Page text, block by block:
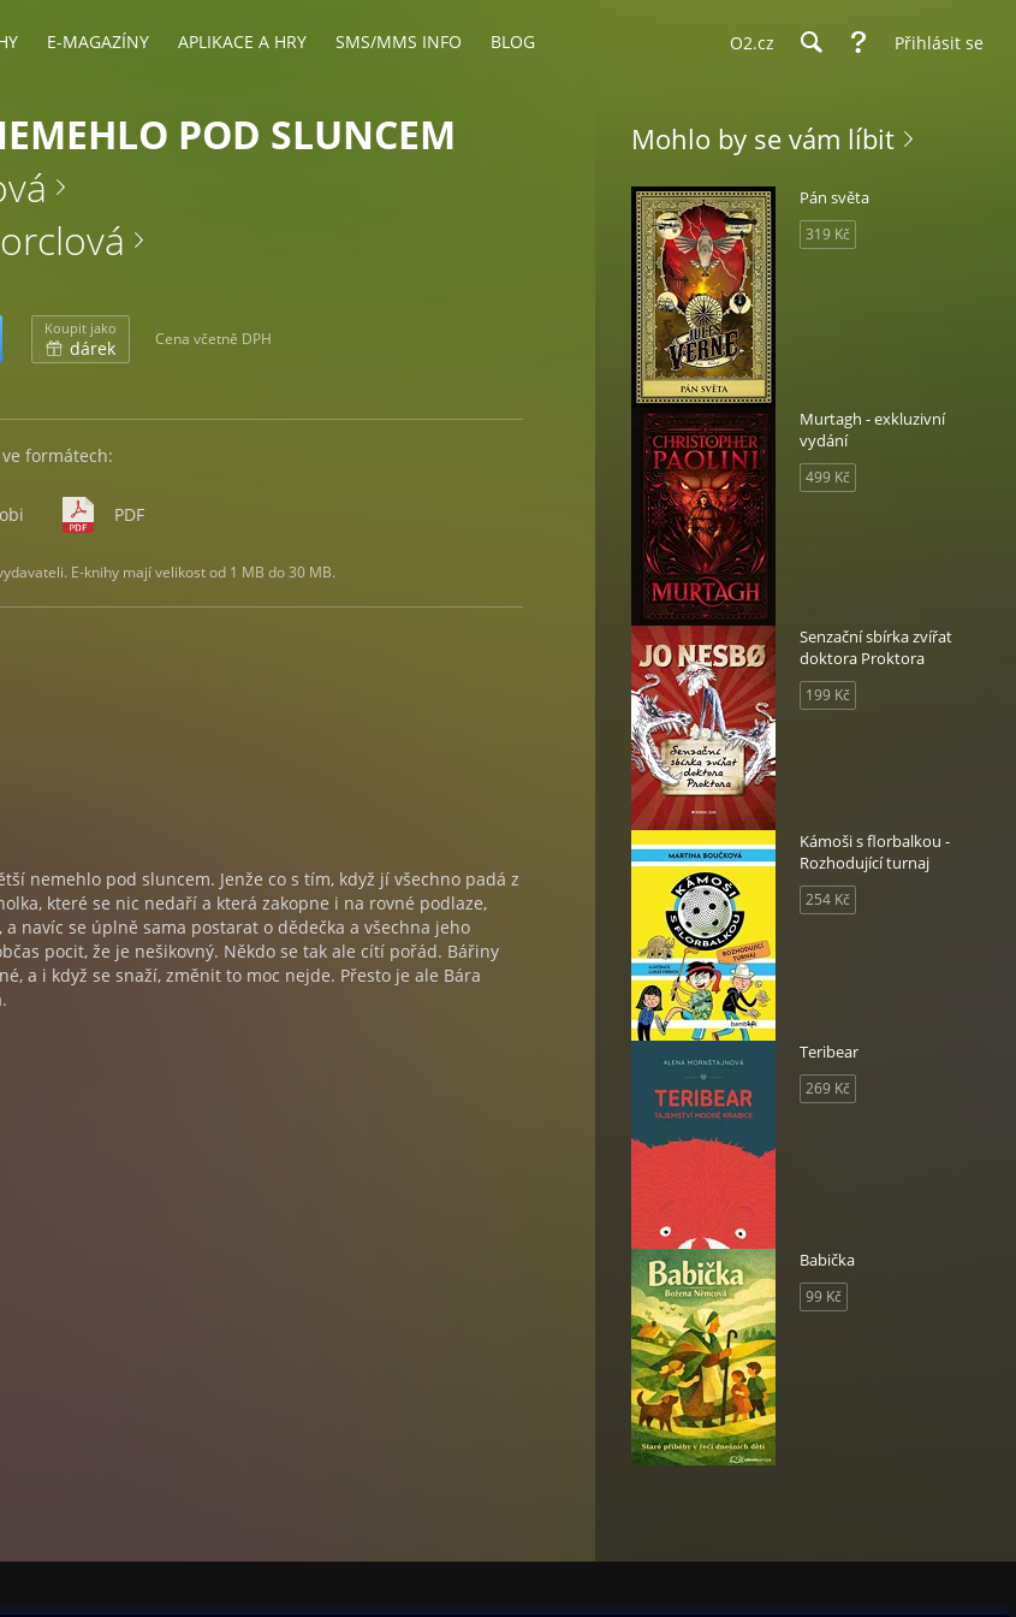
E-MAGAZÍNY APLIKACE A HRY SMS/MMS INFO BLOG O2.cz Přihlásit se
POD SLUNCEM
Koupit jako
dárek Cena včetně DPH
formátech:
PDF
E-knihy mají velikost od 1 MB do 30 MB.
nemehlo pod sluncem. Jenže co s tím, když jí všechno padá z
které se nic nedaří a která zakopne i na rovné podlaze,
navíc se úplně sama postarat o dědečka a všechna jeho
pocit, že je nešikovný. Někdo se tak ale cítí pořád. Bářiny
a i když se snaží, změnit to moc nejde. Přesto je ale Bára
Mohlo by se vám líbit
Pán světa
319 Kč
Murtagh - exkluzivní
vydání
499 Kč
Senzační sbírka zvířat
doktora Proktora
199 Kč
Kámoši s florbalkou -
Rozhodující turnaj
254 Kč
Teribear
269 Kč
Babička
99 Kč